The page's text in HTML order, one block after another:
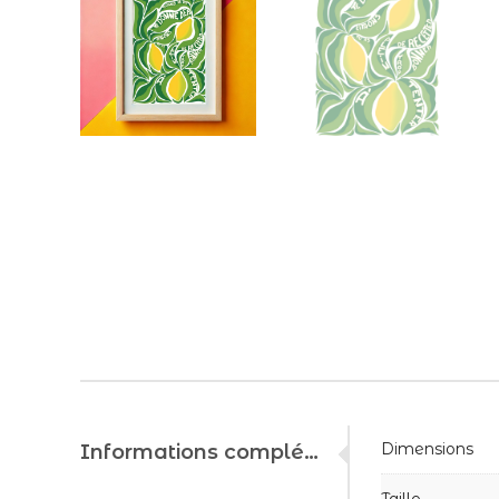
Informations complémentaires Dimensions